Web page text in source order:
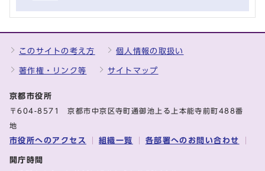
このサイトの考え方 個人情報の取扱い
著作権・リンク等 サイトマップ
京都市役所
〒604-8571 京都市中京区寺町通御池上る上本能寺前町488番
地
市役所へのアクセス 組織一覧 各部署へのお問い合わせ
開庁時間